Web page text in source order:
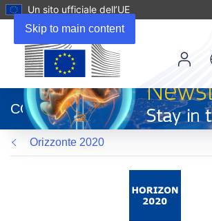
Skip to main content
Un sito ufficiale dell’UE
apre
in
una
nuova
finestra)
CORDIS
Orizzonte 2020